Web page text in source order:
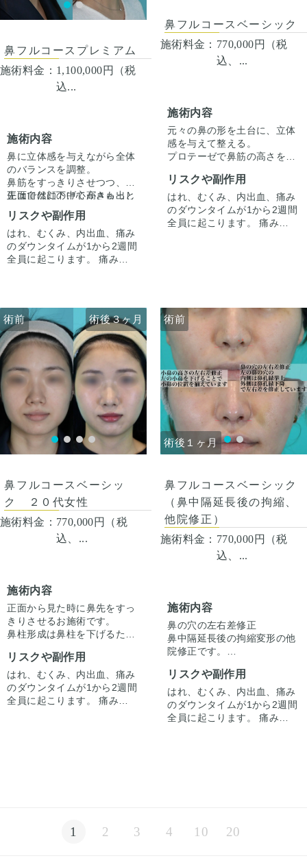
いた上でその方一人一人の状
態をふまえて、治療法をご提
鼻フルコースプレミアム
施術料金： 1,100,000円（税
込...
施術内容
鼻に立体感を与えながら全体
のバランスを調整。
鼻筋をすっきりさせつつ、鼻
先は自然に下げて高さも出し
ました。
正面では顔の中心がきゅっと
引き締まり、横顔では鼻筋か
ら鼻先へのラインが美しく整
いました。
リスクや副作用
はれ、むくみ、内出血、痛み
のダウンタイムが1から2週間
全員に起こります。 痛みは3
す。内出血は平均2週間くら
いで目立たなくなります。 稀
に感染がありますが、そのよ
うな際は責任を持って当院で
治療します。 仕上がりには個
人差があるので、手術を受け
た人全員がこの写真の様な変
化をするわけではありません
のでご注意下さい。 カウンセ
リングにて診察させていただ
いた上でその方一人一人の状
態をふまえて、治療法をご提
鼻フルコースベーシック
施術料金： 770,000円（税
込、...
施術内容
元々の鼻の形を土台に、立体
感を与えて整える。
プロテーゼで鼻筋の高さを出
移植で鼻先を自然にに整えま
した。
正面では鼻筋に立体感がで
て、下からのアングルでは鼻
リスクや副作用
はれ、むくみ、内出血、痛み
のダウンタイムが1から2週間
全員に起こります。 痛みは3
うな際は責任を持って当院で
治療します。 仕上がりには個
人差があるので、手術を受け
た人全員がこの写真の様な変
化をするわけではありません
のでご注意下さい。 カウンセ
リングにて診察させていただ
いた上でその方一人一人の状
態をふまえて、治療法をご提
案します。
術前 術後３ヶ月 術前 術後３ヶ月
鼻フルコースベーシッ
ク ２０代女性
施術料金： 770,000円（税
込、...
施術内容
正面から見た時に鼻先をすっ
きりさせるお施術です。
鼻柱形成は鼻柱を下げるため
の後戻りの予防も兼ねて行っ
ています。
余った軟骨を粉砕しハンプの
下に移植することでハンプの
リスクや副作用
はれ、むくみ、内出血、痛み
のダウンタイムが1から2週間
全員に起こります。 痛みは3
た人全員がこの写真の様な変
術前
術後１ヶ月
術前
術後１ヶ月
鼻フルコースベーシック
（鼻中隔延長後の拘縮、
他院修正）
施術料金： 770,000円（税
込、...
施術内容
鼻の穴の左右差修正
鼻中隔延長後の拘縮変形の他
院修正です。
側下方向に移動させ修正して
います。
左の鼻の穴は、内側を皮弁を
用いた鼻孔縁挙上で、
リスクや副作用
はれ、むくみ、内出血、痛み
のダウンタイムが1から2週間
全員に起こります。 痛みは3
人差があるので、手術を受け
1 2 3 4 10 20